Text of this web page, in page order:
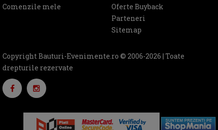
Comenzile mele
Oferte Buyback
Parteneri
Sitemap
Copyright Bauturi-Evenimente.ro © 2006-2026 | Toate
drepturile rezervate